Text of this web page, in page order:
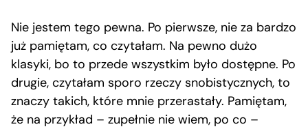
Nie jestem tego pewna. Po pierwsze, nie za bardzo
już pamiętam, co czytałam. Na pewno dużo
klasyki, bo to przede wszystkim było dostępne. Po
drugie, czytałam sporo rzeczy snobistycznych, to
znaczy takich, które mnie przerastały. Pamiętam,
że na przykład – zupełnie nie wiem, po co –